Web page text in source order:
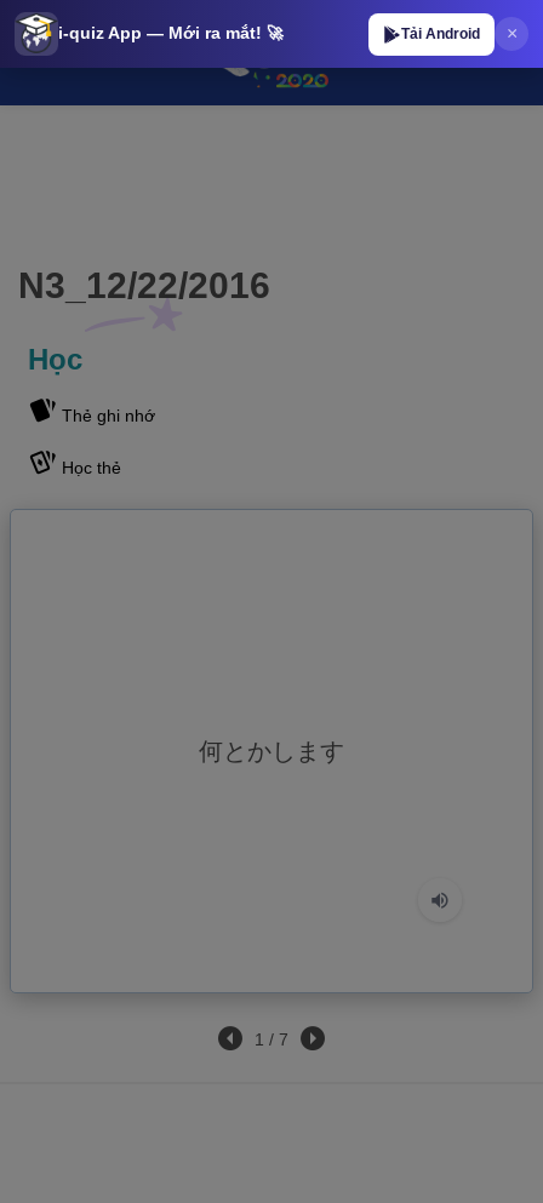
N3_12/22/2016 | iQuiz@stop N3_12/22/2016 | iQuiz@stop
N3_12/22/2016
Học
Thẻ ghi nhớ
Học thẻ
何とかします
làm mọi cách xoay sở
1 / 7
i-quiz App — Mới ra mắt! 🚀 Tải Android ×